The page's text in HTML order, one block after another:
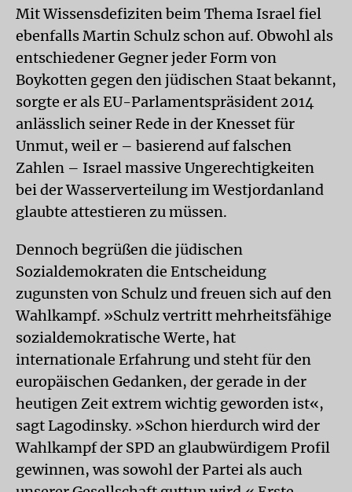
Mit Wissensdefiziten beim Thema Israel fiel
ebenfalls Martin Schulz schon auf. Obwohl als
entschiedener Gegner jeder Form von
Boykotten gegen den jüdischen Staat bekannt,
sorgte er als EU-Parlamentspräsident 2014
anlässlich seiner Rede in der Knesset für
Unmut, weil er – basierend auf falschen
Zahlen – Israel massive Ungerechtigkeiten
bei der Wasserverteilung im Westjordanland
glaubte attestieren zu müssen.
Dennoch begrüßen die jüdischen
Sozialdemokraten die Entscheidung
zugunsten von Schulz und freuen sich auf den
Wahlkampf. »Schulz vertritt mehrheitsfähige
sozialdemokratische Werte, hat
internationale Erfahrung und steht für den
europäischen Gedanken, der gerade in der
heutigen Zeit extrem wichtig geworden ist«,
sagt Lagodinsky. »Schon hierdurch wird der
Wahlkampf der SPD an glaubwürdigem Profil
gewinnen, was sowohl der Partei als auch